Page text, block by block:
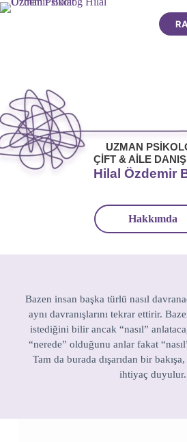
UZMAN
ÇİFT & AİLE
Hilal Özdemir
Hakkımda
Bazen insan başka türlü nasıl
aynı davranışlarını tekrar ettirir.
istediğini bilir ancak “nasıl”
“nerede” olduğunu anlar fakat
Tam da burada dışarıdan bir
ihtiyaç duyulur.